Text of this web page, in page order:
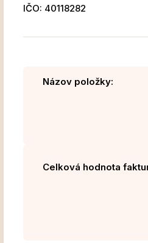
IČO: 40118282
Názov položky:
Celková hodnota